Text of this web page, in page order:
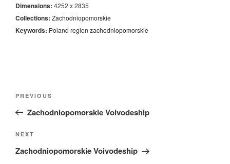
Dimensions: 4252 x 2835
Collections: Zachodniopomorskie
Keywords: Poland region zachodniopomorskie
Previous
Post
PREVIOUS
Zachodniopomorskie Voivodeship
Next
Post
NEXT
Zachodniopomorskie Voivodeship